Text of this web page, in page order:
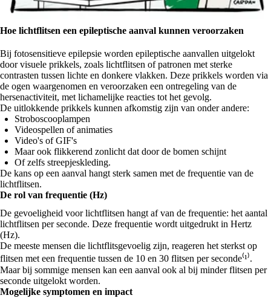
Hoe lichtflitsen een epileptische aanval kunnen veroorzaken
Bij fotosensitieve epilepsie worden epileptische aanvallen uitgelokt
door visuele prikkels, zoals lichtflitsen of patronen met sterke
contrasten tussen lichte en donkere vlakken. Deze prikkels worden via
de ogen waargenomen en veroorzaken een ontregeling van de
hersenactiviteit, met lichamelijke reacties tot het gevolg.
De uitlokkende prikkels kunnen afkomstig zijn van onder andere:
Stroboscooplampen
Videospellen of animaties
Video's of GIF's
Maar ook flikkerend zonlicht dat door de bomen schijnt
Of zelfs streepjeskleding.
De kans op een aanval hangt sterk samen met de frequentie van de
lichtflitsen.
De rol van frequentie (Hz)
De gevoeligheid voor lichtflitsen hangt af van de frequentie: het aantal
lichtflitsen per seconde. Deze frequentie wordt uitgedrukt in Hertz
(Hz).
De meeste mensen die lichtflitsgevoelig zijn, reageren het sterkst op
flitsen met een frequentie tussen de 10 en 30 flitsen per seconde⁽¹⁾.
Maar bij sommige mensen kan een aanval ook al bij minder flitsen per
seconde uitgelokt worden.
Mogelijke symptomen en impact